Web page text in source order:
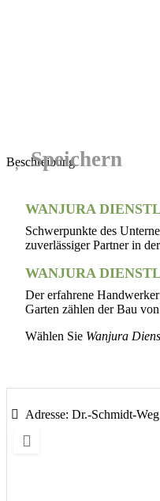
Speichern
Beschreibung
WANJURA
Schwerpunkte des
zuverlässiger Partner in
WANJURA
Der erfahrene
Garten zählen der Bau
Wählen Sie Wanjura
Adresse: Dr.-Schmidt-